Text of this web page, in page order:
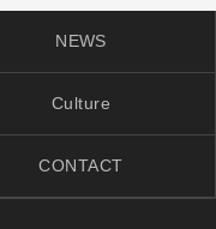
NEWS
Culture
CONTACT